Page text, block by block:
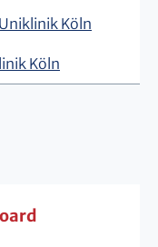
Köln
Köln